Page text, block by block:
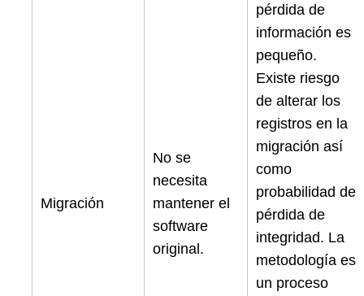
Migración
No se
necesita
mantener el
software
original.
pérdida de
información es
pequeño.
Existe riesgo
de alterar los
registros en la
migración así
como
probabilidad de
pérdida de
integridad. La
metodología es
un proceso